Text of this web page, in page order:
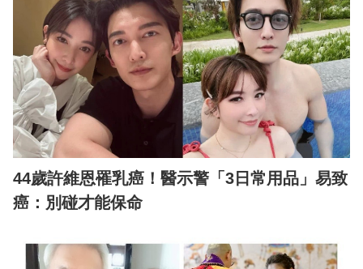
44歲許維恩罹乳癌！醫示警「3日常用品」易致
癌：別碰才能保命